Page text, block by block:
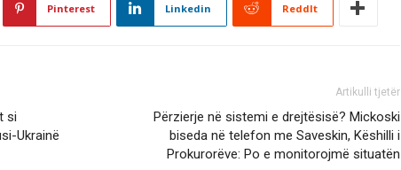
Pinterest Linkedin ReddIt
si
Ukrainë
Artikulli tjetër
Përzierje në sistemi e drejtësisë? Mickoski
biseda në telefon me Saveskin, Këshilli i
Prokurorëve: Po e monitorojmë situatën